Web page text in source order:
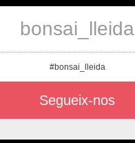
bonsai_lleida
#bonsai_lleida
Segueix-nos